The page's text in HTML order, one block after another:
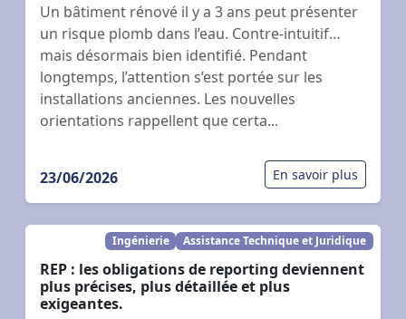
Un bâtiment rénové il y a 3 ans peut présenter
un risque plomb dans l’eau. Contre-intuitif…
mais désormais bien identifié. Pendant
longtemps, l’attention s’est portée sur les
installations anciennes. Les nouvelles
orientations rappellent que certa...
23/06/2026 En savoir plus
Ingénierie Assistance Technique et Juridique
REP : les obligations de reporting deviennent
plus précises, plus détaillée et plus
exigeantes.